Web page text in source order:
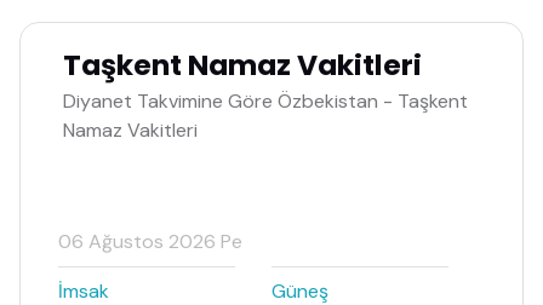
Taşkent Namaz Vakitleri
Diyanet Takvimine Göre Özbekistan - Taşkent
Namaz Vakitleri
06 Ağustos 2026 Pe
İmsak
Güneş